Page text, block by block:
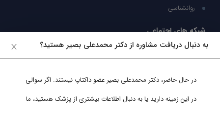
روانشناسی
شبکه های اجتماعی
ما را در شبکه های اجتماعی دنبال کنید
به دنبال دریافت مشاوره از دکتر محمدعلی بصیر هستید؟
در حال حاضر، دکتر محمدعلی بصیر عضو داکتاپ نیستند. اگر سوالی
در این زمینه دارید یا به دنبال اطلاعات بیشتری از پزشک هستید، ما